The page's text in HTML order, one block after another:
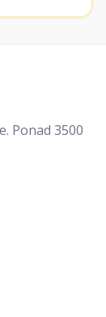
Ponad 3500